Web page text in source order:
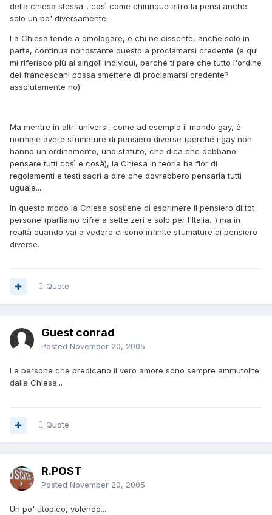
della chiesa stessa... così come chiunque altro la pensi anche
solo un po' diversamente.
La Chiesa tende a omologare, e chi ne dissente, anche solo in
parte, continua nonostante questo a proclamarsi credente (e qui
mi riferisco più ai singoli individui, perché ti pare che tutto l'ordine
dei francescani possa smettere di proclamarsi credente?
assolutamente no)
Ma mentre in altri universi, come ad esempio il mondo gay, è
normale avere sfumature di pensiero diverse (perché i gay non
hanno un ordinamento, uno statuto, che dica che debbano
pensare tutti così e cosà), la Chiesa in teoria ha fior di
regolamenti e testi sacri a dire che dovrebbero pensarla tutti
uguale...
In questo modo la Chiesa sostiene di esprimere il pensiero di tot
persone (parliamo cifre a sette zeri e solo per l'Italia...) ma in
realtà quando vai a vedere ci sono infinite sfumature di pensiero
diverse.
Quote
Guest conrad
Posted November 20, 2005
Le persone che predicano il vero amore sono sempre ammutolite
dalla Chiesa...
Quote
R.POST
Posted November 20, 2005
Un po' utopico, volendo...